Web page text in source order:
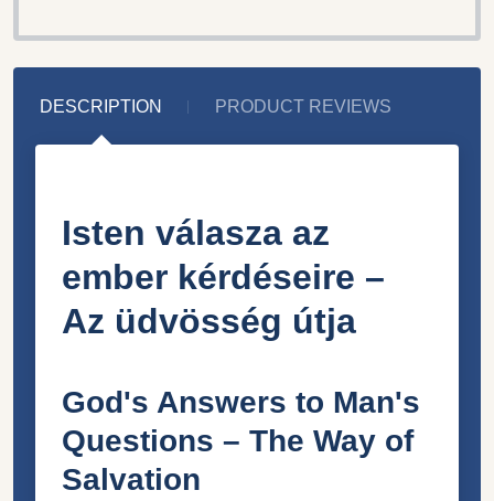
DESCRIPTION PRODUCT REVIEWS
Isten válasza az
ember kérdéseire –
Az üdvösség útja
God's Answers to Man's
Questions – The Way of
Salvation